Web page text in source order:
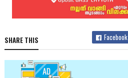
SHARE THIS Facebook